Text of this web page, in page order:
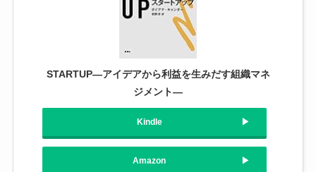
STARTUP―アイデアから利益を生みだす組織マネ
ジメント―
Kindle
Amazon